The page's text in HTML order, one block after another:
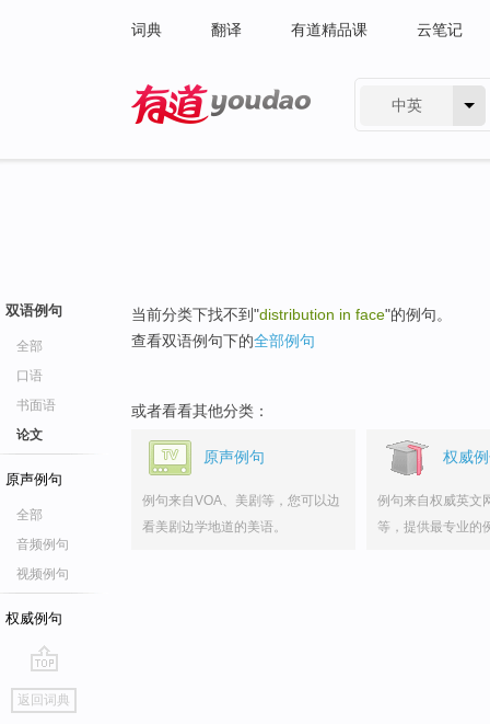
词典 翻译 有道精品课 云笔记
中英
双语例句
全部
口语
书面语
论文
原声例句
全部
音频例句
视频例句
权威例句
go
top
返回词典
当前分类下找不到"distribution in face"的例句。
查看双语例句下的全部例句
或者看看其他分类：
原声例句
例句来自VOA、美剧等，您可以边
看美剧边学地道的美语。
权威
例句来自权威英文
等，提供最专业的